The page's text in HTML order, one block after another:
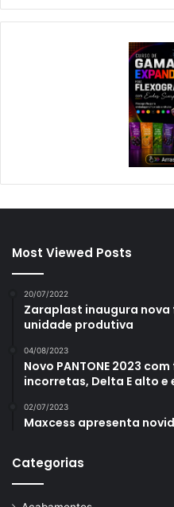
Most Viewed Posts
20/07/2022
Zaraplast inaugura nova
unidade produtiva
04/08/2023
Novo PANTONE 2023
incorretas, Delta E alto e
02/07/2023
Maxcess apresenta
Categorias